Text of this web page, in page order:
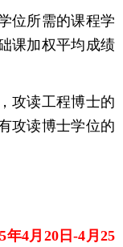
位所需的课程学
课加权平均成绩
攻读工程博士的
攻读博士学位的
年4月 20日-4月25